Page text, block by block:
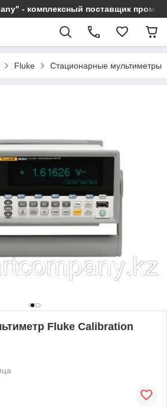
- комплексный поставщик
Fluke Стационарные мультиметры
Fluke Calibration